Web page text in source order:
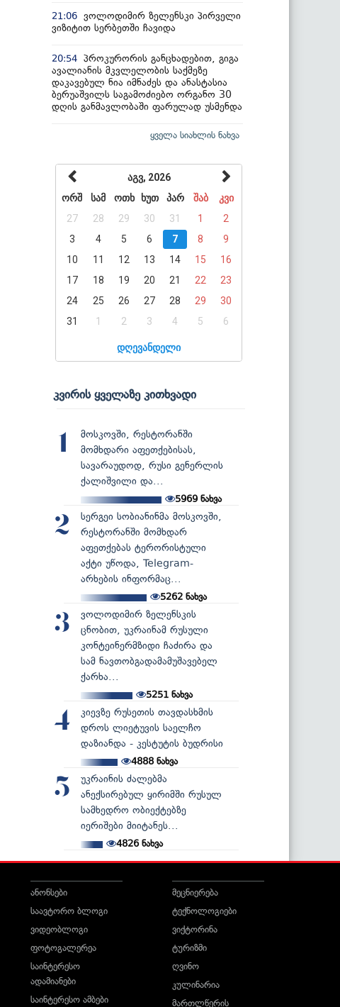
21:06 ვოლოდიმირ ზელენსკი პირველი
ვიზიტით სერბეთში ჩავიდა
20:54 პროკურორის განცხადებით, გიგა
ავალიანის მკვლელობის საქმეზე
დაკავებულ ნია იმნაძეს და ანასტასია
ბერუაშვილს საგამოძიებო ორგანო 30
დღის განმავლობაში ფარულად უსმენდა
ყველა სიახლის ნახვა
აგვ, 2026
ორშ
სამ ოთხ ხუთ პარ შაბ
კვი
27
28 29 30 31 1
2
3
4 5 6 7 8
9
10
11 12 13 14 15
16
17
18 19 20 21 22
23
24
25 26 27 28 29
30
31
1 2 3 4 5 6
დღევანდელი
კვირის ყველაზე კითხვადი
1
მოსკოვში, რესტორანში
მომხდარი აფეთქებისას,
სავარაუდოდ, რუსი გენერლის
ქალიშვილი და...
5969 ნახვა
2
სერგეი სობიანინმა მოსკოვში,
რესტორანში მომხდარ
აფეთქებას ტერორისტული
აქტი უწოდა, Telegram-
არხების ინფორმაც...
5262 ნახვა
3
ვოლოდიმირ ზელენსკის
ცნობით, უკრაინამ რუსული
კონტეინერმზიდი ჩაძირა და
სამ ნავთობგადამამუშავებელ
ქარხა...
5251ნახვა
4
კიევზე რუსეთის თავდასხმის
დროს ლიეტუვის საელჩო
დაზიანდა - კესტუტის ბუდრისი
4888ნახვა
5
უკრაინის ძალებმა
ანექსირებულ ყირიმში რუსულ
სამხედრო ობიექტებზე
იერიშები მიიტანეს...
4826ნახვა
ანონსები
საავტორო ბლოგი
ვიდეობლოგი
ფოტოგალერეა
საინტერესო
ადამიანები
საინტერესო ამბები
მეცნიერება
ტექნოლოგიები
ვიქტორინა
ტურიზმი
ღვინო
კულინარია
მართლწერის